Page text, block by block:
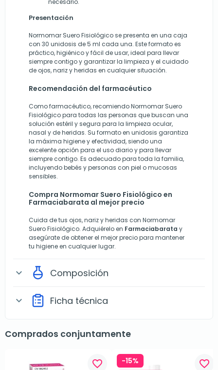
necesario.
Presentación
Normomar Suero Fisiológico se presenta en una caja
con 30 unidosis de 5 ml cada una. Este formato es
práctico, higiénico y fácil de usar, ideal para llevar
siempre contigo y garantizar la limpieza y el cuidado
de ojos, nariz y heridas en cualquier situación.
Recomendación del farmacéutico
Como farmacéutico, recomiendo Normomar Suero
Fisiológico para todas las personas que buscan una
solución estéril y segura para la limpieza ocular,
nasal y de heridas. Su formato en unidosis garantiza
la máxima higiene y efectividad, siendo una
excelente opción para el uso diario y para llevar
siempre contigo. Es adecuado para toda la familia,
incluyendo bebés y personas con piel o mucosas
sensibles.
Compra Normomar Suero Fisiológico en
Farmaciabarata al mejor precio
Cuida de tus ojos, nariz y heridas con Normomar
Suero Fisiológico. Adquiérelo en Farmaciabarata y
asegúrate de obtener el mejor precio para mantener
tu higiene en cualquier lugar.
expand_more Composición
expand_more Ficha técnica
Comprados conjuntamente
favorite_border
-15%
favorite_border